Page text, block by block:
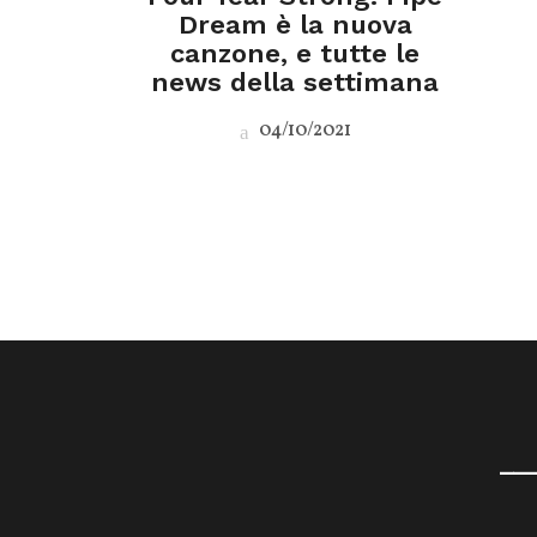
Dream è la nuova
canzone, e tutte le
news della settimana
04/10/2021